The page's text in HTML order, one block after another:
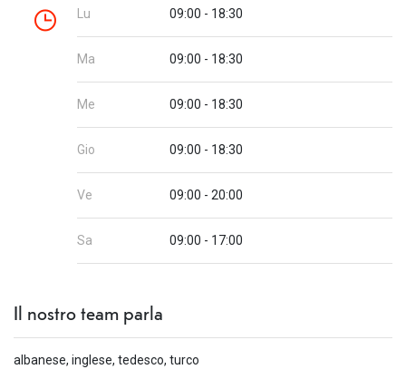
Lu 09:00 - 18:30
Ma 09:00 - 18:30
Me 09:00 - 18:30
Gio 09:00 - 18:30
Ve 09:00 - 20:00
Sa 09:00 - 17:00
Il nostro team parla
albanese, inglese, tedesco, turco